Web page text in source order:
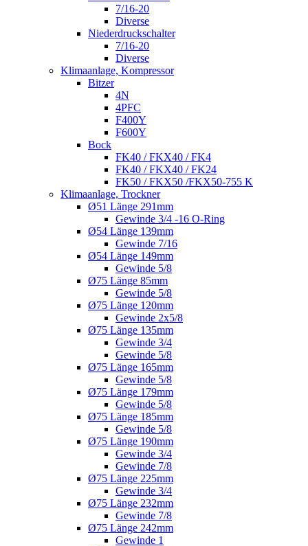
7/16-20
Diverse
Niederdruckschalter
7/16-20
Diverse
Klimaanlage, Kompressor
Bitzer
4N
4PFC
F400Y
F600Y
Bock
FK40 / FKX40 / FK4
FK40 / FKX40 / FK24
FK50 / FKX50 /FKX50-755 K
Klimaanlage, Trockner
Ø51 Länge 291mm
Gewinde 3/4 -16 O-Ring
Ø54 Länge 139mm
Gewinde 7/16
Ø54 Länge 149mm
Gewinde 5/8
Ø75 Länge 85mm
Gewinde 5/8
Ø75 Länge 120mm
Gewinde 2x5/8
Ø75 Länge 135mm
Gewinde 3/4
Gewinde 5/8
Ø75 Länge 165mm
Gewinde 5/8
Ø75 Länge 179mm
Gewinde 5/8
Ø75 Länge 185mm
Gewinde 5/8
Ø75 Länge 190mm
Gewinde 3/4
Gewinde 7/8
Ø75 Länge 225mm
Gewinde 3/4
Ø75 Länge 232mm
Gewinde 7/8
Ø75 Länge 242mm
Gewinde 1